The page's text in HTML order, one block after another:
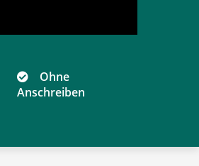
Ohne
Anschreiben